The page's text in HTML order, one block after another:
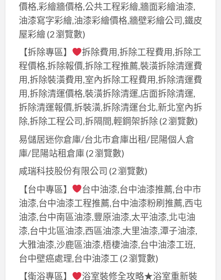
價格,彩繪牆價格,公共工程彩繪,牆面彩繪油漆,
油漆寫字彩繪,油漆彩繪價格,牆壁彩繪公司,鐵皮
屋彩繪(2 瀏覽數)
【拆除專區】
拆除費用,拆除工程費用,拆除工
程價格,拆除報價,拆除工程推薦,裝潢拆除清運費
用,拆除裝潢費用,室內拆除工程費用,拆除清運費
用,拆除清運價格,裝潢拆除清運,店面拆除清運,
拆除清運報價,拆裝潢,拆除清運台北,新北室內拆
除,拆除工程公司,拆隔間,輕鋼架拆除(2 瀏覽數)
易儲居迷你倉庫/台北市倉庫出租/昆陽個人倉
庫/昆陽站租倉庫(2 瀏覽數)
咸瑞科技股份有限公司 (2 瀏覽數)
【台中專區】
台中油漆,台中油漆推薦,台中市
油漆,台中油漆工程推薦,台中油漆粉刷推薦,西屯
油漆,台中南區油漆,豐原油漆,太平油漆,北屯油
漆,台中北區油漆,西區油漆,大里油漆,潭子油漆,
大雅油漆,沙鹿區油漆,梧棲油漆,台中油漆工班,
台中壁癌處理,台中油漆工 (2 瀏覽數)
【衛浴專區】
浴室裝修全攻略★浴室重新裝